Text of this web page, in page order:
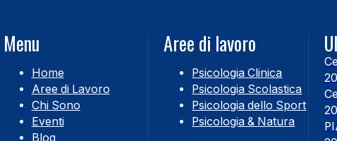
Menu
Home
Aree di Lavoro
Chi Sono
Eventi
Blog
Aree di lavoro
Psicologia Clinica
Psicologia Scolastica
Psicologia dello Sport
Psicologia & Natura